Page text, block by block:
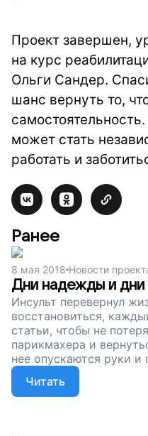
Проект завершен,
на курс
Ольги Сандер.
шанс вернуть то,
может стать
работать и
Ранее
8 мая 2018 Новости
Дни надежды и дни
Инсульт перевернул
восстановиться,
статьи, чтобы не
парикмахера и
нее опускаются руки и
надежду. Мечты Ольги
может восстановиться
вовремя начать
Читать